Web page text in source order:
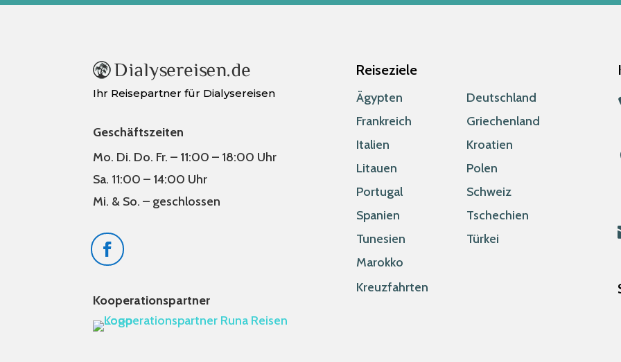
Ihr Reisepartner für Dialysereisen
Geschäftszeiten
Mo. Di. Do. Fr. – 11:00 – 18:00 Uhr
Sa. 11:00 – 14:00 Uhr
Mi. & So. – geschlossen
Kooperationspartner
Reiseziele
Ägypten
Deutschland
Frankreich
Griechenland
Italien
Kroatien
Litauen
Polen
Portugal
Schweiz
Spanien
Tschechien
Tunesien
Türkei
Marokko
Kreuzfahrten